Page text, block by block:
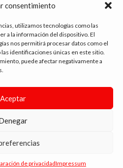
consentimiento
utilizamos tecnologías como las
a la información del dispositivo. El
nos permitirá procesar datos como el
identificaciones únicas en este sitio.
puede afectar negativamente a
Aceptar
de privacidadImpressum
15.95€